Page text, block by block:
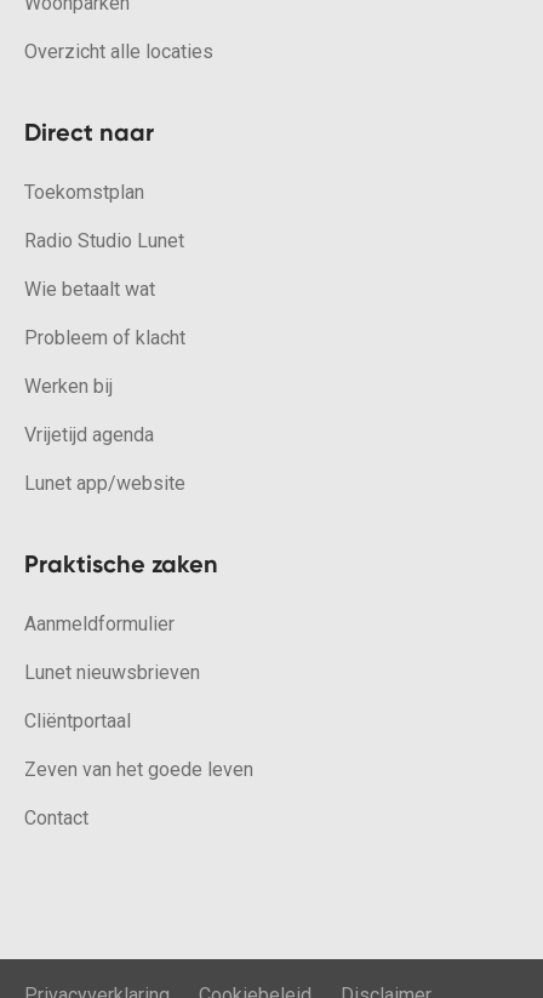
Overzicht alle locaties
Direct naar
Toekomstplan
Radio Studio Lunet
Wie betaalt wat
Probleem of klacht
Werken bij
Vrijetijd agenda
Lunet app/website
Praktische zaken
Aanmeldformulier
Lunet nieuwsbrieven
Cliëntportaal
Zeven van het goede leven
Contact